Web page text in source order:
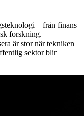
– från finans
forskning.
är stor när tekniken
sektor blir